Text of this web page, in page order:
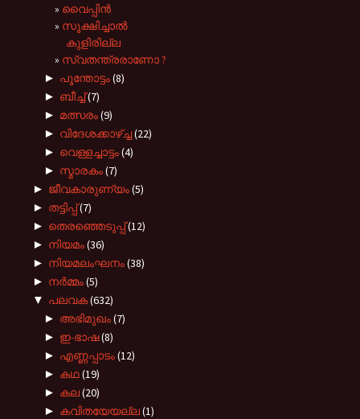
വൈപ്പിന്‍
സൂക്ഷിച്ചാല്‍
കുളിരില്ല
സ്വതന്ത്രരാണോ ?
► പൂന്തോട്ടം(8)
► ബീച്ച്(7)
► മത്സരം(9)
► വിദേശക്കാഴ്ച്ച(22)
► വെള്ളച്ചാട്ടം(4)
► സ്മാരകം(7)
► ജീവകാരുണ്യം(5)
► തട്ടിപ്പ്(7)
► തെരഞ്ഞെടുപ്പ്(12)
► നിയമം(36)
► നിയമലംഘനം(38)
► നർമ്മം(5)
▼ പലവക(632)
► അഭിമുഖം(7)
► ഇ-ഭാഷ(8)
► എണ്ണപ്പാടം(12)
► കഥ(19)
► കല(20)
► കവിതയേയല്ല(1)